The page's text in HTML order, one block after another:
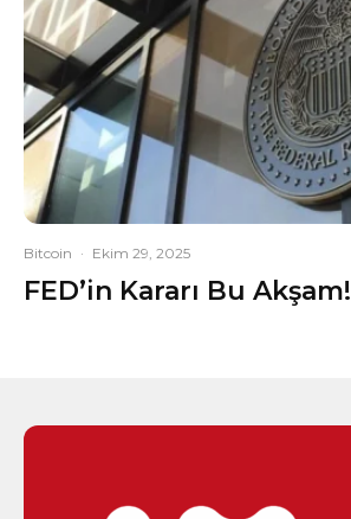
Bitcoin · Ekim 29, 2025
FED’in Kararı Bu Akşam!